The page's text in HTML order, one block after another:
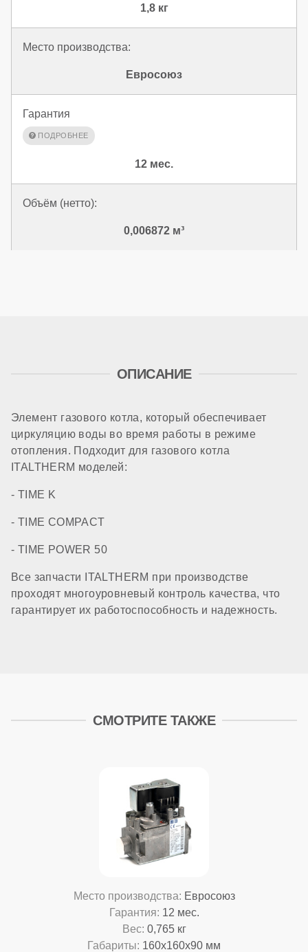
1,8 кг
Место производства:
Евросоюз
Гарантия
12 мес.
Объём (нетто):
0,006872 м³
ОПИСАНИЕ
Элемент газового котла, который обеспечивает
циркуляцию воды во время работы в режиме
отопления. Подходит для газового котла
ITALTHERM моделей:
- TIME K
- TIME COMPACT
- TIME POWER 50
Все запчасти ITALTHERM при производстве
проходят многоуровневый контроль качества, что
гарантирует их работоспособность и надежность.
СМОТРИТЕ ТАКЖЕ
Место производства: Евросоюз
Гарантия: 12 мес.
Вес: 0,765 кг
Габариты: 160x160x90 мм